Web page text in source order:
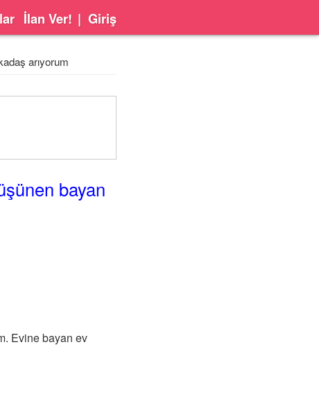
İlan Ver! | Giriş
arıyorum
bayan
Evine bayan ev